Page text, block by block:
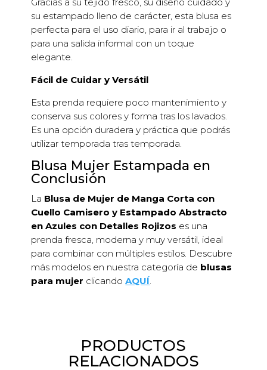
Gracias a su tejido fresco, su diseño cuidado y
su estampado lleno de carácter, esta blusa es
perfecta para el uso diario, para ir al trabajo o
para una salida informal con un toque
elegante.
Fácil de Cuidar y Versátil
Esta prenda requiere poco mantenimiento y
conserva sus colores y forma tras los lavados.
Es una opción duradera y práctica que podrás
utilizar temporada tras temporada.
Blusa Mujer Estampada en
Conclusión
La Blusa de Mujer de Manga Corta con
Cuello Camisero y Estampado Abstracto
en Azules con Detalles Rojizos es una
prenda fresca, moderna y muy versátil, ideal
para combinar con múltiples estilos. Descubre
más modelos en nuestra categoría de blusas
para mujer clicandoAQUÍ.
PRODUCTOS
RELACIONADOS